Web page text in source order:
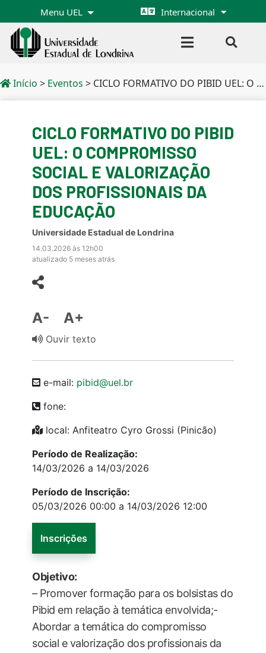
Menu UEL Internacional
Início > Eventos > CICLO FORMATIVO DO PIBID UEL: O COMPROMISSO SOCIAL E VALORIZAÇÃO DOS PROFISSIONAIS DA EDUCAÇÃO
CICLO FORMATIVO DO PIBID
UEL: O COMPROMISSO
SOCIAL E VALORIZAÇÃO
DOS PROFISSIONAIS DA
EDUCAÇÃO
Universidade Estadual de Londrina
14.03.2026 às 12h00
atualizado 5 meses atrás
A- A+
Ouvir texto
e-mail: pibid@uel.br
fone:
local: Anfiteatro Cyro Grossi (Pinicão)
Período de Realização:
14/03/2026 a 14/03/2026
Período de Inscrição:
05/03/2026 00:00 a 14/03/2026 12:00
Inscrições
Objetivo:
– Promover formação para os bolsistas do
Pibid em relação à temática envolvida;-
Abordar a temática do compromisso
social e valorização dos profissionais da